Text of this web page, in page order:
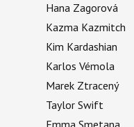
Hana Zagorová
Kazma Kazmitch
Kim Kardashian
Karlos Vémola
Marek Ztracený
Taylor Swift